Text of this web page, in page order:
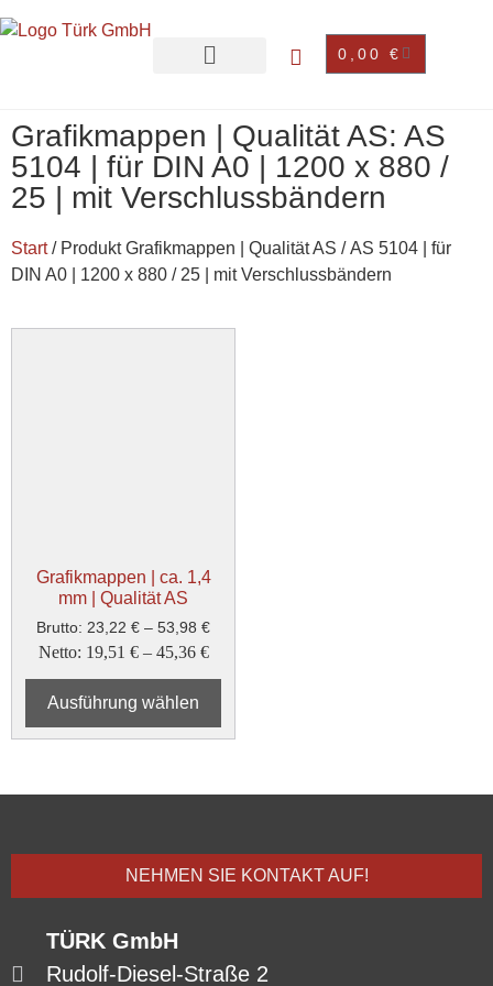
0,00 €
Grafikmappen | Qualität AS: AS
5104 | für DIN A0 | 1200 x 880 /
25 | mit Verschlussbändern
Start/ Produkt Grafikmappen | Qualität AS / AS 5104 | für
DIN A0 | 1200 x 880 / 25 | mit Verschlussbändern
Grafikmappen | ca. 1,4
mm | Qualität AS
Brutto: 23,22 € – 53,98 €
Netto: 19,51 € – 45,36 €
Ausführung wählen
NEHMEN SIE KONTAKT AUF!
TÜRK GmbH
Rudolf-Diesel-Straße 2